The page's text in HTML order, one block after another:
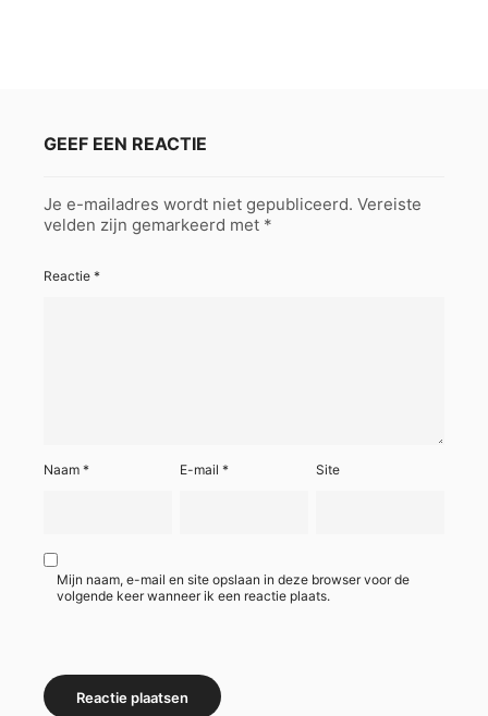
GEEF EEN REACTIE
Je e-mailadres wordt niet gepubliceerd. Vereiste
velden zijn gemarkeerd met *
Reactie *
Naam * E-mail* Site
Mijn naam, e-mail en site opslaan in deze browser voor de
volgende keer wanneer ik een reactie plaats.